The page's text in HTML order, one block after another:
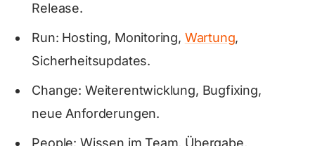
Release.
Run: Hosting, Monitoring, Wartung,
Sicherheitsupdates.
Change: Weiterentwicklung, Bugfixing,
neue Anforderungen.
People: Wissen im Team, Übergabe,